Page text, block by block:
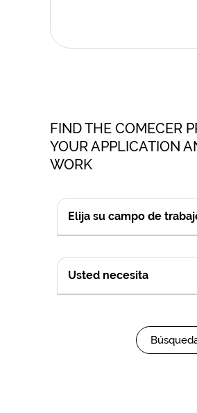
FIND THE COMECER
YOUR APPLICATION
WORK
Elija su campo de
Usted necesita